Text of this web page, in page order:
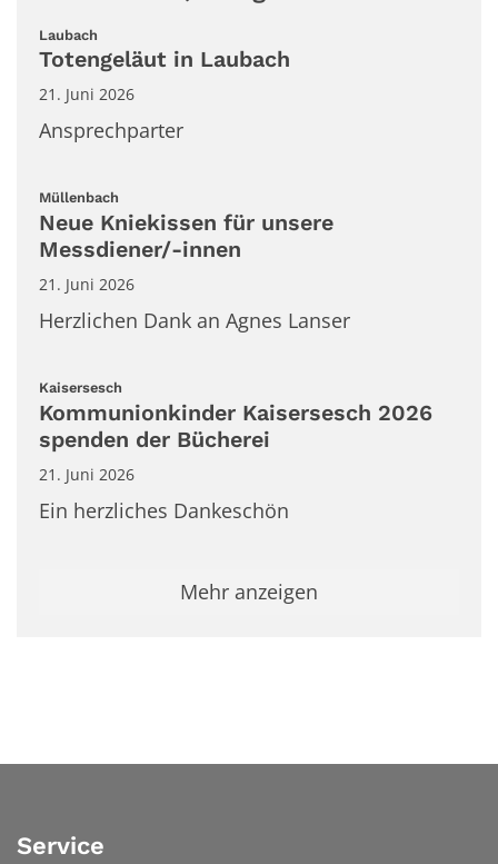
Laubach
Totengeläut in Laubach
21. Juni 2026
Ansprechparter
Müllenbach
Neue Kniekissen für unsere
Messdiener/-innen
21. Juni 2026
Herzlichen Dank an Agnes Lanser
Kaisersesch
Kommunionkinder Kaisersesch 2026
spenden der Bücherei
21. Juni 2026
Ein herzliches Dankeschön
Mehr anzeigen
Service